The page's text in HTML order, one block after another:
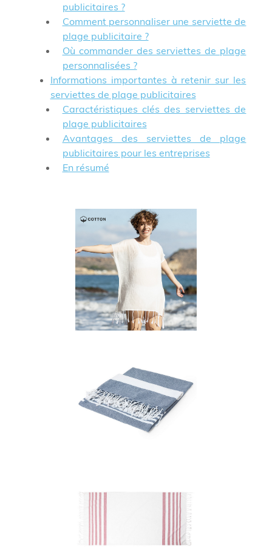
publicitaires ?
Comment personnaliser une serviette de
plage publicitaire ?
Où commander des serviettes de plage
personnalisées ?
Informations importantes à retenir sur les
serviettes de plage publicitaires
Caractéristiques clés des serviettes de
plage publicitaires
Avantages des serviettes de plage
publicitaires pour les entreprises
En résumé